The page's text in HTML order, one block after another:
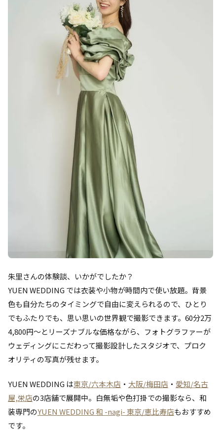
朱里さんの体験談、いかがでしたか？
YUEN WEDDING では衣装や小物が時間内で使い放題。背景
色も自分たちのタイミングで自由に変えられるので、ひとり
でもふたりでも、思い思いの世界観で撮影できます。60分2万
4,800円〜とリーズナブルな価格ながら、フォトグラファーが
ウェディングにこだわって撮影設計したスタジオで、プロク
オリティの写真が残せます。
YUEN WEDDING は東京/六本木店 ・ 大阪/梅田店 ・ 愛知/名古
屋,栄店の3店舗で展開中。白無垢や色打掛での撮影なら、和
装専門のYUEN WEDDING 和 -nagi- 東京/恵比寿店もおすすめ
です。